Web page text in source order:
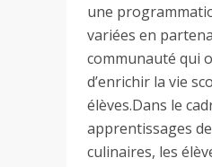
une
variées en
communauté qui
d’enrichir la vie
élèves.Dans le
apprentissages
culinaires, les